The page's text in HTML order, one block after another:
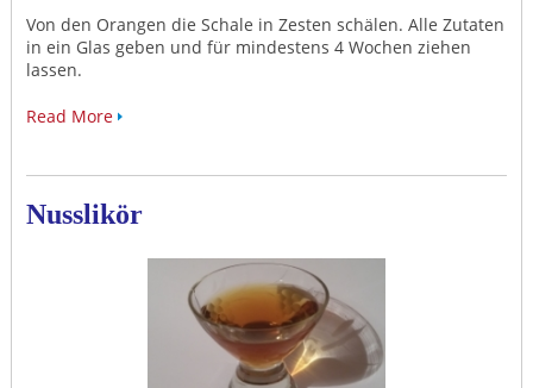
Von den Orangen die Schale in Zesten schälen. Alle Zutaten
in ein Glas geben und für mindestens 4 Wochen ziehen
lassen.
Read More
Nusslikör